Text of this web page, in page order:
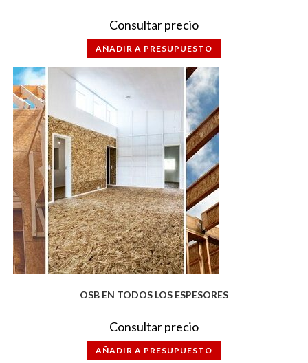
Consultar precio
AÑADIR A PRESUPUESTO
OSB EN TODOS LOS ESPESORES
Consultar precio
AÑADIR A PRESUPUESTO